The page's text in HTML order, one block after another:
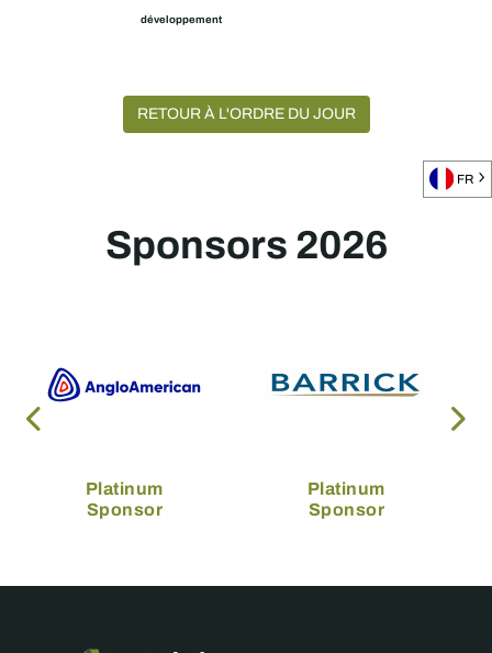
développement
RETOUR À L'ORDRE DU JOUR
Sponsors 2026
Platinum
Sponsor
Platinum
Sponsor
FR